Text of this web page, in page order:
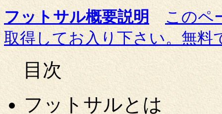
フットサル概要説明
このペ
取得してお入り下さい。無料
目次
フットサルとは